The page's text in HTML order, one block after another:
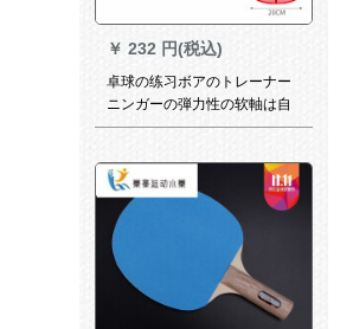
￥ 232 円(税込)
卓球の练习ボアのトレーナー
ニンガーの弾力性の软軸は自
动的に帰ってきてシングペー
けのフィット器具の標準項(65
cmのソフト軸*1)にラッケトを
持ちます。